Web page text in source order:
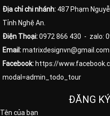
Địa chỉ chi nhánh: 487 Phạm
Tỉnh Nghệ An.
Điện Thoại:0972 866 430 - zalo:
Email:matrixdesignvn@gmail.com
Facebook: https://
modal=admin_todo_tour
ĐĂNG
Tên của bạn